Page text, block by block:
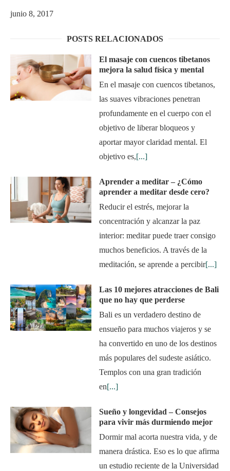
junio 8, 2017
POSTS RELACIONADOS
El masaje con cuencos tibetanos
mejora la salud física y mental
En el masaje con cuencos tibetanos,
las suaves vibraciones penetran
profundamente en el cuerpo con el
objetivo de liberar bloqueos y
aportar mayor claridad mental. El
objetivo es,[...]
Aprender a meditar – ¿Cómo
aprender a meditar desde cero?
Reducir el estrés, mejorar la
concentración y alcanzar la paz
interior: meditar puede traer consigo
muchos beneficios. A través de la
meditación, se aprende a percibir[...]
Las 10 mejores atracciones de Bali
que no hay que perderse
Bali es un verdadero destino de
ensueño para muchos viajeros y se
ha convertido en uno de los destinos
más populares del sudeste asiático.
Templos con una gran tradición
en[...]
Sueño y longevidad – Consejos
para vivir más durmiendo mejor
Dormir mal acorta nuestra vida, y de
manera drástica. Eso es lo que afirma
un estudio reciente de la Universidad